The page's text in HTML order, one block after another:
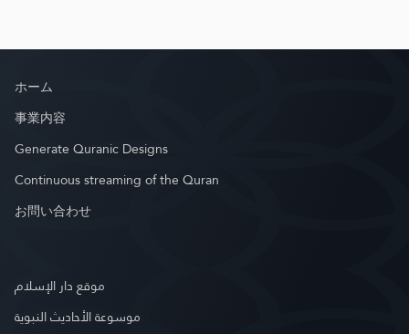
ホーム
事業内容
Generate Quranic Designs
Continuous streaming of the Quran
お問い合わせ
موقع دار الإسلام
موسوعة الأحاديث النبوية